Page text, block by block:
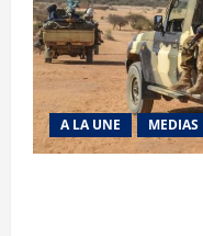
A LA UNE MEDIAS